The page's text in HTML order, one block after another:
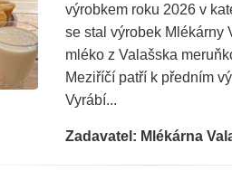
výrobkem roku 2026 v
se stal výrobek Mlékárny
mléko z Valašska
Meziříčí patří k předním
Vyrábí...
Zadavatel: Mlékárna